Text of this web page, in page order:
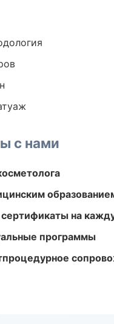
с нами
на
программы